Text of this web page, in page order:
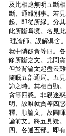
及此相應無明五斷
斷。通縁別事。若
起。即從所縁。分
此所斷爲境。名見
理論師。誤解倶舍
就中隣餘貪等四。
修所斷之文。尤問
但於背論文起盡云
隨眠五部通局。五
諦之時。其相自顯
貪等四惑。非親迷
明。故唯就貪等四
釋。順論文。故圓
論前文。將五見疑
四。各通五部。即